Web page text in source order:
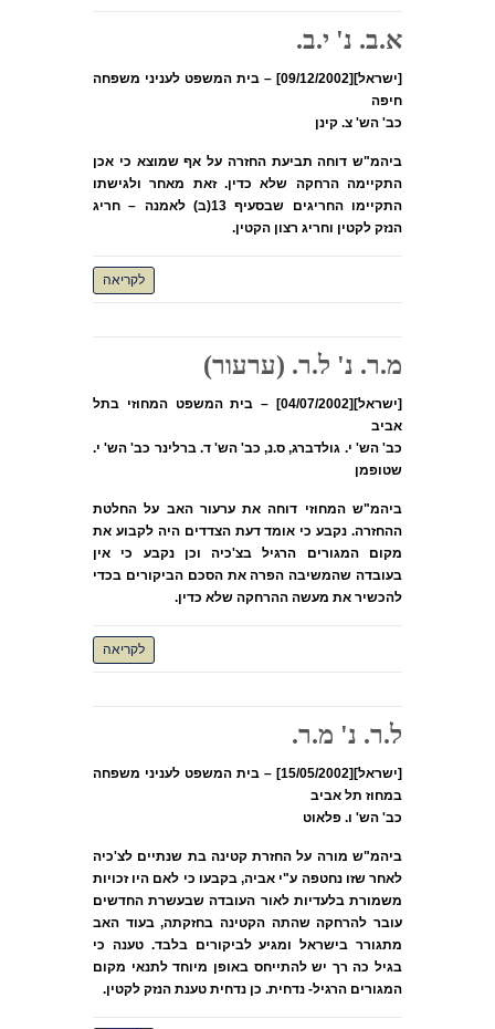
א.ב. נ' י.ב.
[ישראל][09/12/2002] – בית המשפט לעניני משפחה
חיפה
כב' הש' צ. קינן
ביהמ"ש דוחה תביעת החזרה על אף שמוצא כי אכן
התקיימה הרחקה שלא כדין. זאת מאחר ולגישתו
התקיימו החריגים שבסעיף 13(ב) לאמנה – חריג
הנזק לקטין וחריג רצון הקטין.
לקריאה
מ.ר. נ' ל.ר. (ערעור)
[ישראל][04/07/2002] – בית המשפט המחוזי בתל
אביב
כב' הש' י. גולדברג, ס.נ, כב' הש' ד. ברלינר כב' הש' י.
שטופמן
ביהמ"ש המחוזי דוחה את ערעור האב על החלטת
ההחזרה. נקבע כי אומד דעת הצדדים היה לקבוע את
מקום המגורים הרגיל בצ'כיה וכן נקבע כי אין
בעובדה שהמשיבה הפרה את הסכם הביקורים בכדי
להכשיר את מעשה ההרחקה שלא כדין.
לקריאה
ל.ר. נ' מ.ר.
[ישראל][15/05/2002] – בית המשפט לעניני משפחה
במחוז תל אביב
כב' הש' ו. פלאוט
ביהמ"ש מורה על החזרת קטינה בת שנתיים לצ'כיה
לאחר שזו נחטפה ע"י אביה, בקבעו כי לאם היו זכויות
משמורת בלעדיות לאור העובדה שבעשרת החדשים
עובר להרחקה שהתה הקטינה בחזקתה, בעוד האב
מתגורר בישראל ומגיע לביקורים בלבד. טענה כי
בגיל כה רך יש להתייחס באופן מיוחד לתנאי מקום
המגורים הרגיל- נדחית. כן נדחית טענת הנזק לקטין.